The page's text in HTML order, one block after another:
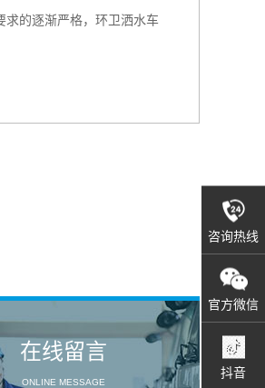
求的逐渐严格，环卫洒水车
在线留言
ONLINE MESSAGE
咨询热线
官方微信
抖音